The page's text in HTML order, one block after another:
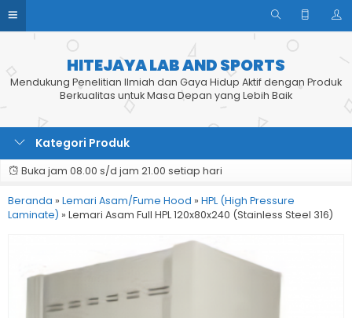
HITEJAYA LAB AND SPORTS
Mendukung Penelitian Ilmiah dan Gaya Hidup Aktif dengan Produk
Berkualitas untuk Masa Depan yang Lebih Baik
Kategori Produk
Buka jam 08.00 s/d jam 21.00 setiap hari
Beranda » Lemari Asam/Fume Hood » HPL (High Pressure
Laminate) » Lemari Asam Full HPL 120x80x240 (Stainless Steel 316)